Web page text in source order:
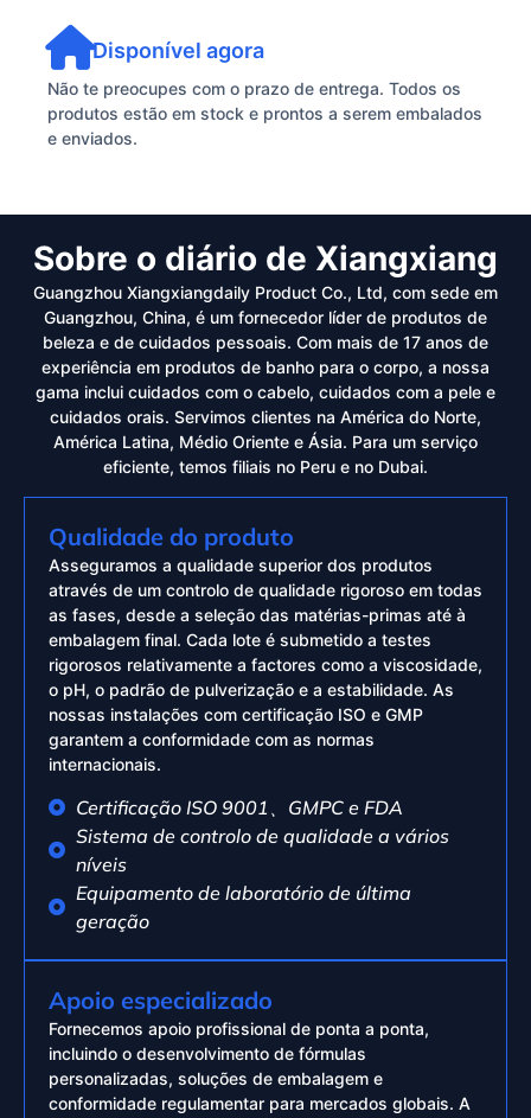
Disponível agora
Não te preocupes com o prazo de entrega. Todos os
produtos estão em stock e prontos a serem embalados
e enviados.
Sobre o diário de Xiangxiang
Guangzhou Xiangxiangdaily Product Co., Ltd, com sede em
Guangzhou, China, é um fornecedor líder de produtos de
beleza e de cuidados pessoais. Com mais de 17 anos de
experiência em produtos de banho para o corpo, a nossa
gama inclui cuidados com o cabelo, cuidados com a pele e
cuidados orais. Servimos clientes na América do Norte,
América Latina, Médio Oriente e Ásia. Para um serviço
eficiente, temos filiais no Peru e no Dubai.
Qualidade do produto
Asseguramos a qualidade superior dos produtos
através de um controlo de qualidade rigoroso em todas
as fases, desde a seleção das matérias-primas até à
embalagem final. Cada lote é submetido a testes
rigorosos relativamente a factores como a viscosidade,
o pH, o padrão de pulverização e a estabilidade. As
nossas instalações com certificação ISO e GMP
garantem a conformidade com as normas
internacionais.
Certificação ISO 9001、GMPC e FDA
Sistema de controlo de qualidade a vários
níveis
Equipamento de laboratório de última
geração
Apoio especializado
Fornecemos apoio profissional de ponta a ponta,
incluindo o desenvolvimento de fórmulas
personalizadas, soluções de embalagem e
conformidade regulamentar para mercados globais. A